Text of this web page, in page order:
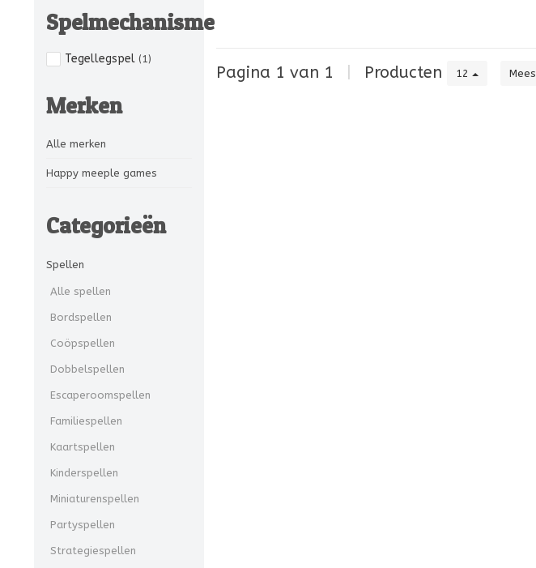
Spelmechanisme
Tegellegspel (1)
Merken
Alle merken
Happy meeple games
Categorieën
Spellen
Alle spellen
Bordspellen
Coöpspellen
Dobbelspellen
Escaperoomspellen
Familiespellen
Kaartspellen
Kinderspellen
Miniaturenspellen
Partyspellen
Strategiespellen
Pagina 1 van 1 Producten 12